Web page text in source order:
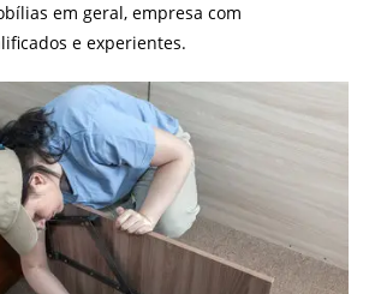
em geral, empresa com
e experientes.